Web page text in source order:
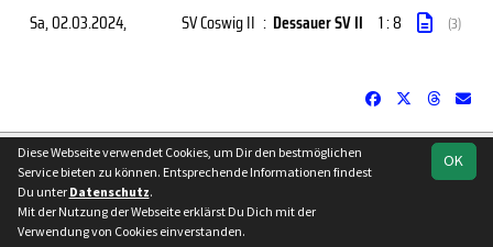
Sa, 02.03.2024, SV Coswig II : Dessauer SV II 1 : 8 (3)
soccero.de
© 2006 - 2026
Besucherstatistik Kontakt Impressum
OK
Diese Webseite verwendet Cookies, um Dir den bestmöglichen
Service bieten zu können. Entsprechende Informationen findest
Du unter Datenschutz.
Mit der Nutzung der Webseite erklärst Du Dich mit der
Verwendung von Cookies einverstanden.